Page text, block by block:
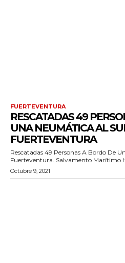
FUERTEVENTURA
RESCATADAS 49
UNA NEUMÁTICA AL
FUERTEVENTURA
Rescatadas 49 Personas A Bordo De
Fuerteventura. Salvamento Marítimo
Octubre 9, 2021